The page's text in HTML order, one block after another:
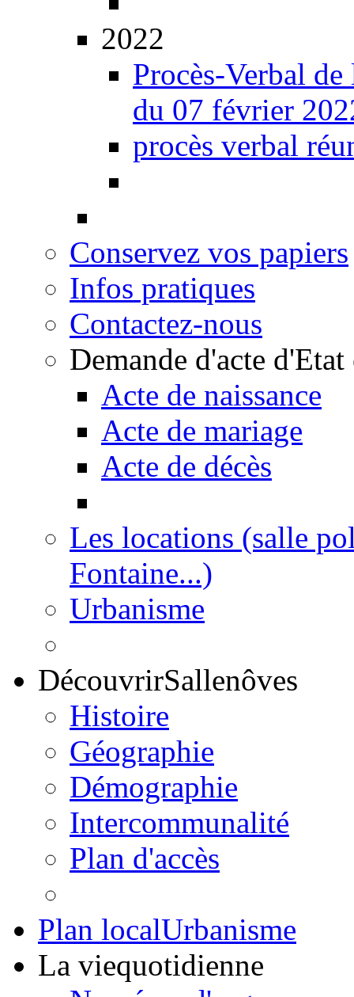
2022
Procès-Verbal
du 07 février
procès verbal
Conservez vos papiers
Infos pratiques
Contactez-nous
Demande d'acte
Acte de naissance
Acte de mariage
Acte de décès
Les locations (salle
Fontaine...)
Urbanisme
DécouvrirSallenôves
Histoire
Géographie
Démographie
Intercommunalité
Plan d'accès
Plan localUrbanisme
La viequotidienne